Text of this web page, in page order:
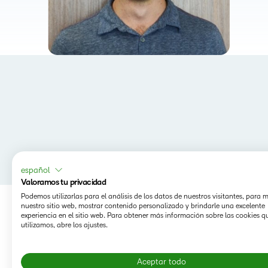
español
Valoramos tu privacidad
Podemos utilizarlas para el análisis de los datos de nuestros visitantes, para
nuestro sitio web, mostrar contenido personalizado y brindarle una excelente
experiencia en el sitio web. Para obtener más información sobre las cookies
utilizamos, abre los ajustes.
Aceptar todo